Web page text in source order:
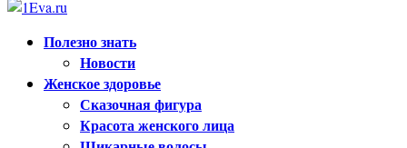
Полезно знать
Новости
Женское здоровье
Сказочная фигура
Красота женского лица